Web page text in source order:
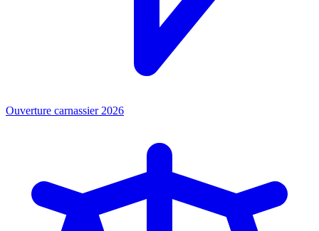
Ouverture carnassier 2026